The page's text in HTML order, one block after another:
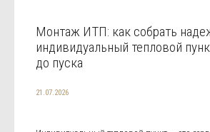
Монтаж ИТП: как собрать
индивидуальный тепловой
до пуска
21.07.2026